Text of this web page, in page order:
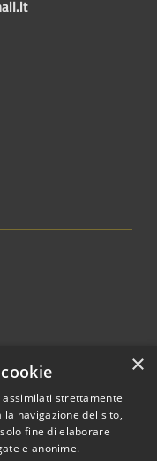
© 2026 • Città di
×
assimilati strettamente
navigazione del sito,
fine di elaborare
e anonime.